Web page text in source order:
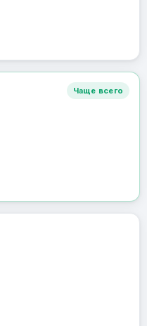
Чаще всего